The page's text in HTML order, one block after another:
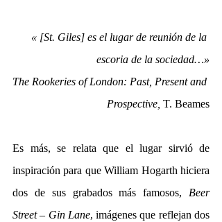
« [St. Giles] es el lugar de reunión de la
escoria de la sociedad…»
The Rookeries of London: Past, Present and
Prospective, T. Beames
Es más, se relata que el lugar sirvió de
inspiración para que William Hogarth hiciera
dos de sus grabados más famosos, Beer
Street – Gin Lane, imágenes que reflejan dos